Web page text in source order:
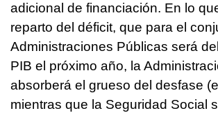
adicional de financiación. En lo
reparto del déficit, que para el
Administraciones Públicas será
PIB el próximo año, la
absorberá el grueso del desfase
mientras que la Seguridad Social